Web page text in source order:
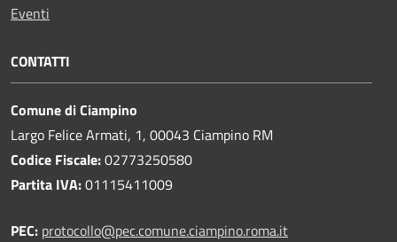
Eventi
CONTATTI
Comune di Ciampino
Largo Felice Armati, 1, 00043 Ciampino RM
Codice Fiscale:02773250580
Partita IVA:01115411009
PEC: protocollo@pec.comune.ciampino.roma.it